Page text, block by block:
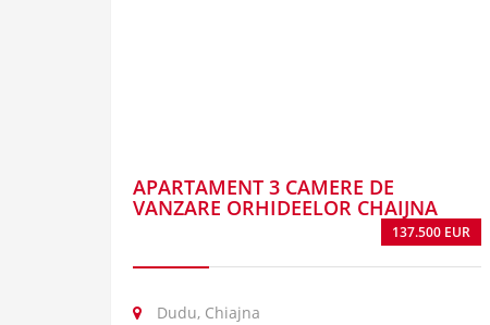
APARTAMENT 3 CAMERE DE
VANZARE ORHIDEELOR CHAIJNA
137.500 EUR
Dudu, Chiajna